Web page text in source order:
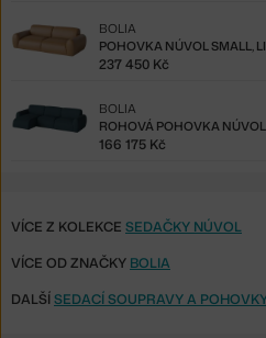
POHOVKA NÚVOL SMALL,
BOLIA
237 450 Kč
ROHOVÁ POHOVKA
BOLIA
166 175 Kč
VÍCE Z KOLEKCE SEDAČKY NÚVOL
VÍCE OD ZNAČKY BOLIA
DALŠÍSEDACÍ SOUPRAVY A